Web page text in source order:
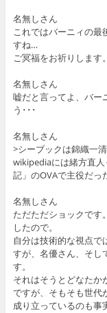
名無しさん
これではバーニィの最
すね…
ご冥福をお祈りします。
名無しさん
嘘だと言ってよ、バー
う･･･
名無しさん
>シーブックは錦織一
wikipediaには緒方直
記」のOVAで主役だっ
名無しさん
ただただショックです
したので。
自分は技術的な視点で
すが、名優さん、そし
す。
それはそうとどなたか
ですが、そもそも世代
成り立っているのも事